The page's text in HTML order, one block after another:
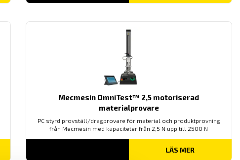
Mecmesin OmniTest™ 2,5 motoriserad
materialprovare
PC styrd provställ/dragprovare för material och produktprovning
från Mecmesin med kapaciteter från 2,5 N upp till 2500 N
LÄS MER